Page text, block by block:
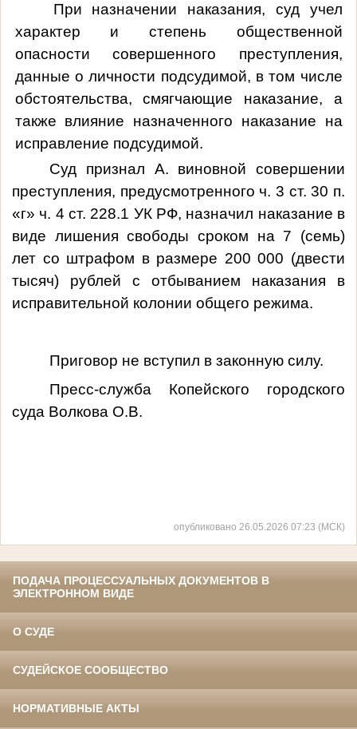
При назначении наказания, суд учел
характер и степень общественной
опасности совершенного преступления,
данные о личности подсудимой, в том числе
обстоятельства, смягчающие наказание, а
также влияние назначенного наказание на
исправление подсудимой.
Суд признал А. виновной совершении
преступления, предусмотренного ч. 3 ст. 30 п.
«г» ч. 4 ст. 228.1 УК РФ, назначил наказание в
виде лишения свободы сроком на 7 (семь)
лет со штрафом в размере 200 000 (двести
тысяч) рублей с отбыванием наказания в
исправительной колонии общего режима.
Приговор не вступил в законную силу.
Пресс-служба Копейского городского
суда Волкова О.В.
опубликовано 26.05.2026 07:23 (МСК)
ПОДАЧА ПРОЦЕССУАЛЬНЫХ ДОКУМЕНТОВ В
ЭЛЕКТРОННОМ ВИДЕ
О СУДЕ
СУДЕЙСКОЕ СООБЩЕСТВО
НОРМАТИВНЫЕ АКТЫ